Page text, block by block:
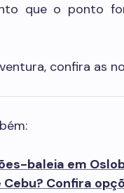
que o ponto
confira as
baleia em
Confira